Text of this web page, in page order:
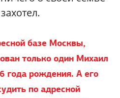
базе Москвы,
только один Михаил
года рождения. А его
по адресной